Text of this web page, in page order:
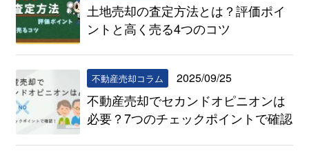
土地売却の査定方法とは？評価ポイ
ントと高く売る4つのコツ
不動産売却コラム 2025/09/25
不動産売却でセカンドオピニオンは
必要？7つのチェックポイントで確認